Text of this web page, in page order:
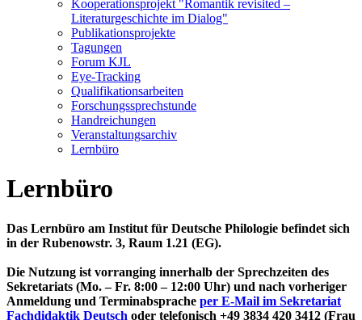
Kooperationsprojekt "Romantik revisited –
Literaturgeschichte im Dialog"
Publikationsprojekte
Tagungen
Forum KJL
Eye-Tracking
Qualifikationsarbeiten
Forschungssprechstunde
Handreichungen
Veranstaltungsarchiv
Lernbüro
Lernbüro
Das Lernbüro am Institut für Deutsche Philologie befindet sich
in der Rubenowstr. 3, Raum 1.21 (EG).
Die Nutzung ist vorranging innerhalb der Sprechzeiten des
Sekretariats (Mo. – Fr. 8:00 – 12:00 Uhr) und nach vorheriger
Anmeldung und Terminabsprache per E-Mail im Sekretariat
Fachdidaktik Deutsch oder telefonisch +49 3834 420 3412 (Frau